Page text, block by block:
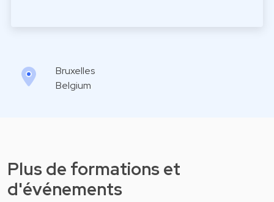
Bruxelles
Belgium
Plus de formations et
d'événements